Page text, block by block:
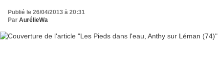
Publié le 26/04/2013 à 20:31
Par AurélieWa